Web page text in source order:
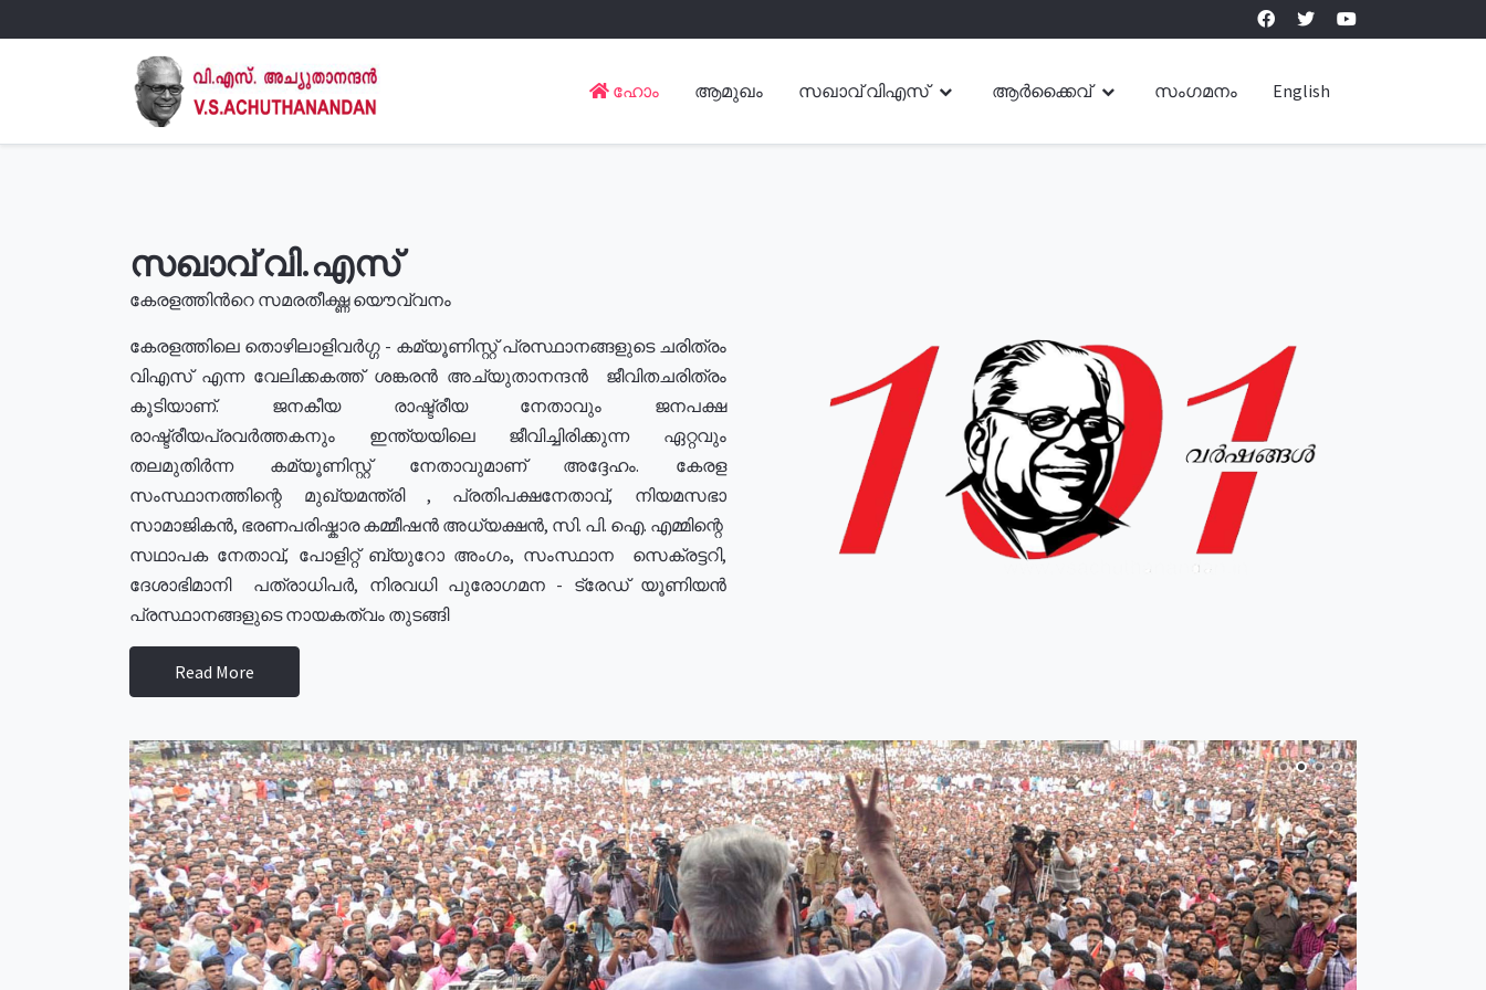
ഹോം ആമുഖം സഖാവ് വിഎസ് ആർക്കൈവ് സംഗമനം English
സഖാവ് വി.എസ്
കേരളത്തിൻറെ സമരതീക്ഷ്ണ യൌവ്വനം
കേരളത്തിലെ തൊഴിലാളിവർഗ്ഗ - കമ്യൂണിസ്റ്റ് പ്രസ്ഥാനങ്ങളുടെ ചരിത്രം
വിഎസ് എന്ന വേലിക്കകത്ത് ശങ്കരൻ അച്യുതാനന്ദൻ ജീവിതചരിത്രം
കൂടിയാണ്. ജനകീയ രാഷ്ട്രീയ നേതാവും ജനപക്ഷ
രാഷ്ട്രീയപ്രവർത്തകനും ഇന്ത്യയിലെ ജീവിച്ചിരിക്കുന്ന ഏറ്റവും
തലമുതിർന്ന കമ്യൂണിസ്റ്റ് നേതാവുമാണ് അദ്ദേഹം. കേരള
സംസ്ഥാനത്തിന്റെ മുഖ്യമന്ത്രി , പ്രതിപക്ഷനേതാവ്, നിയമസഭാ
സാമാജികൻ, ഭരണപരിഷ്കാര കമ്മീഷൻ അധ്യക്ഷൻ, സി. പി. ഐ. എമ്മിന്റെ
സഥാപക നേതാവ്, പോളിറ്റ് ബ്യുറോ അംഗം, സംസ്ഥാന സെക്രട്ടറി,
ദേശാഭിമാനി പത്രാധിപർ, നിരവധി പുരോഗമന - ട്രേഡ് യൂണിയൻ
പ്രസ്ഥാനങ്ങളുടെ നായകത്വം തുടങ്ങി
Read More